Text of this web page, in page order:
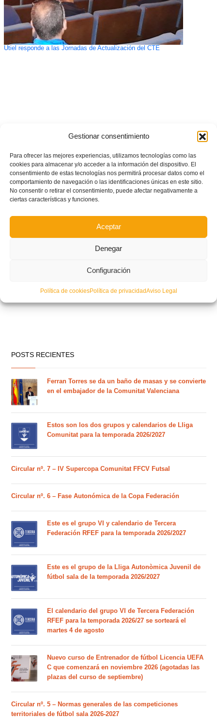
Gestionar consentimiento
Para ofrecer las mejores experiencias, utilizamos tecnologías como las
cookies para almacenar y/o acceder a la información del dispositivo. El
consentimiento de estas tecnologías nos permitirá procesar datos como el
comportamiento de navegación o las identificaciones únicas en este sitio.
No consentir o retirar el consentimiento, puede afectar negativamente a
ciertas características y funciones.
Aceptar
Denegar
Configuración
Política de cookiesPolítica de privacidadAviso Legal
Utiel responde a las Jornadas de Actualización del CTE
POSTS RECIENTES
Ferran Torres se da un baño de masas y se convierte
en el embajador de la Comunitat Valenciana
Estos son los dos grupos y calendarios de Lliga
Comunitat para la temporada 2026/2027
Circular nº. 7 – IV Supercopa Comunitat FFCV Futsal
Circular nº. 6 – Fase Autonómica de la Copa Federación
Este es el grupo VI y calendario de Tercera
Federación RFEF para la temporada 2026/2027
Este es el grupo de la Lliga Autonòmica Juvenil de
fútbol sala de la temporada 2026/2027
El calendario del grupo VI de Tercera Federación
RFEF para la temporada 2026/27 se sorteará el
martes 4 de agosto
Nuevo curso de Entrenador de fútbol Licencia UEFA
C que comenzará en noviembre 2026 (agotadas las
plazas del curso de septiembre)
Circular nº. 5 – Normas generales de las competiciones
territoriales de fútbol sala 2026-2027